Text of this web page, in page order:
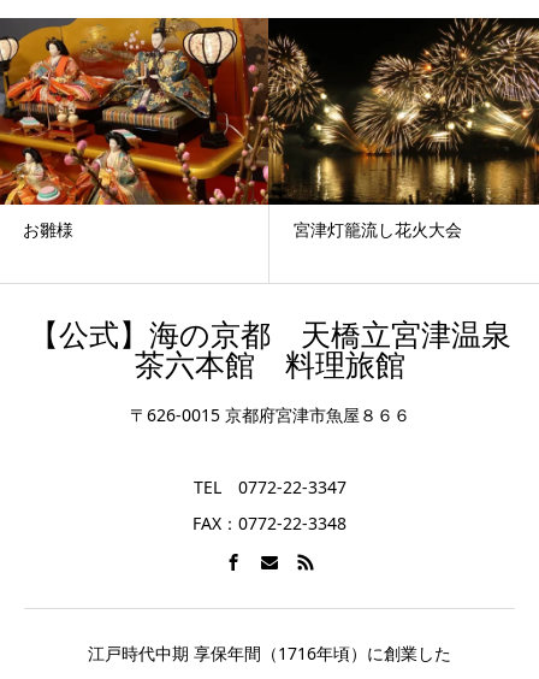
宮津灯籠流し花火大会 お雛様
【公式】海の京都 天橋立宮津温泉
茶六本館 料理旅館
〒626-0015 京都府宮津市魚屋８６６
TEL 0772-22-3347
FAX：0772-22-3348
江戸時代中期 享保年間（1716年頃）に創業した